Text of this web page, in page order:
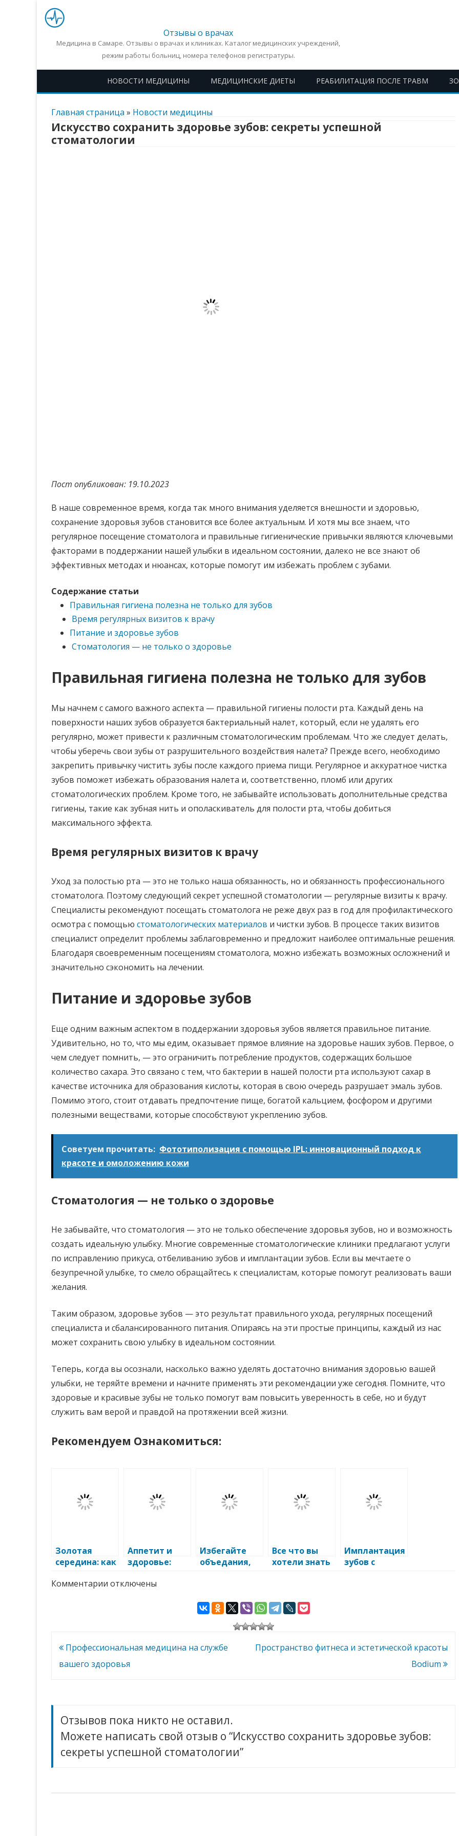
Отзывы о врачах
Медицина в Самаре. Отзывы о врачах и клиниках. Каталог медицинских учреждений,
режим работы больниц, номера телефонов регистратуры.
НОВОСТИ МЕДИЦИНЫ МЕДИЦИНСКИЕ ДИЕТЫ РЕАБИЛИТАЦИЯ ПОСЛЕ ТРАВМ
Перейти
Главная страница » Новости медицины
Искусство сохранить здоровье зубов: секреты успешной
стоматологии
Пост опубликован: 19.10.2023
В наше современное время, когда так много внимания уделяется внешности и здоровью,
сохранение здоровья зубов становится все более актуальным. И хотя мы все знаем, что
регулярное посещение стоматолога и правильные гигиенические привычки являются ключевыми
факторами в поддержании нашей улыбки в идеальном состоянии, далеко не все знают об
эффективных методах и нюансах, которые помогут им избежать проблем с зубами.
Содержание статьи
Правильная гигиена полезна не только для зубов
Время регулярных визитов к врачу
Питание и здоровье зубов
Стоматология — не только о здоровье
Правильная гигиена полезна не только для зубов
Мы начнем с самого важного аспекта — правильной гигиены полости рта. Каждый день на
поверхности наших зубов образуется бактериальный налет, который, если не удалять его
регулярно, может привести к различным стоматологическим проблемам. Что же следует делать,
чтобы уберечь свои зубы от разрушительного воздействия налета? Прежде всего, необходимо
закрепить привычку чистить зубы после каждого приема пищи. Регулярное и аккуратное чистка
зубов поможет избежать образования налета и, соответственно, пломб или других
стоматологических проблем. Кроме того, не забывайте использовать дополнительные средства
гигиены, такие как зубная нить и ополаскиватель для полости рта, чтобы добиться
максимального эффекта.
Время регулярных визитов к врачу
Уход за полостью рта — это не только наша обязанность, но и обязанность профессионального
стоматолога. Поэтому следующий секрет успешной стоматологии — регулярные визиты к врачу.
Специалисты рекомендуют посещать стоматолога не реже двух раз в год для профилактического
осмотра с помощью стоматологических материалов и чистки зубов. В процессе таких визитов
специалист определит проблемы заблаговременно и предложит наиболее оптимальные решения.
Благодаря своевременным посещениям стоматолога, можно избежать возможных осложнений и
значительно сэкономить на лечении.
Питание и здоровье зубов
Еще одним важным аспектом в поддержании здоровья зубов является правильное питание.
Удивительно, но то, что мы едим, оказывает прямое влияние на здоровье наших зубов. Первое, о
чем следует помнить, — это ограничить потребление продуктов, содержащих большое
количество сахара. Это связано с тем, что бактерии в нашей полости рта используют сахар в
качестве источника для образования кислоты, которая в свою очередь разрушает эмаль зубов.
Помимо этого, стоит отдавать предпочтение пище, богатой кальцием, фосфором и другими
полезными веществами, которые способствуют укреплению зубов.
Советуем прочитать: Фототиполизация с помощью IPL: инновационный подход к
красоте и омоложению кожи
Стоматология — не только о здоровье
Не забывайте, что стоматология — это не только обеспечение здоровья зубов, но и возможность
создать идеальную улыбку. Многие современные стоматологические клиники предлагают услуги
по исправлению прикуса, отбеливанию зубов и имплантации зубов. Если вы мечтаете о
безупречной улыбке, то смело обращайтесь к специалистам, которые помогут реализовать ваши
желания.
Таким образом, здоровье зубов — это результат правильного ухода, регулярных посещений
специалиста и сбалансированного питания. Опираясь на эти простые принципы, каждый из нас
может сохранить свою улыбку в идеальном состоянии.
Теперь, когда вы осознали, насколько важно уделять достаточно внимания здоровью вашей
улыбки, не теряйте времени и начните применять эти рекомендации уже сегодня. Помните, что
здоровые и красивые зубы не только помогут вам повысить уверенность в себе, но и будут
служить вам верой и правдой на протяжении всей жизни.
Рекомендуем Ознакомиться:
Золотая
середина: как
ь здоровье
Аппетит и
здоровье:
правильного
Избегайте
объедания,
Все что вы
хотели знать
«Клиника
Лютикова»
Имплантация
зубов с
Комментарии к
стоматологии
отключены
Навигация
по
Профессиональная медицина на службе
вашего здоровья
Пространство фитнеса и эстетической красоты
Bodium
Отзывов пока никто не оставил.
Можете написать свой отзыв о “Искусство сохранить здоровье зубов:
секреты успешной стоматологии”